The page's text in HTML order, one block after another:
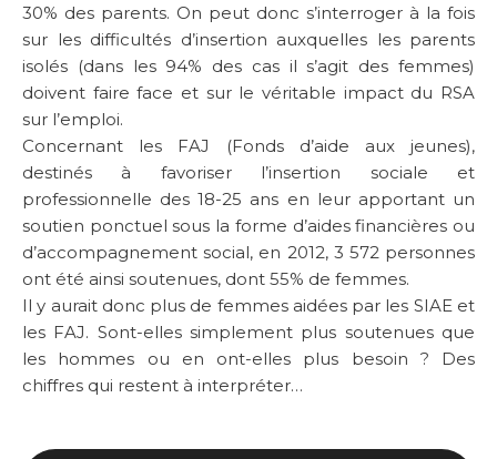
30% des parents. On peut donc s’interroger à la fois
sur les difficultés d’insertion auxquelles les parents
isolés (dans les 94% des cas il s’agit des femmes)
doivent faire face et sur le véritable impact du RSA
sur l’emploi.
Concernant les FAJ (Fonds d’aide aux jeunes),
destinés à favoriser l’insertion sociale et
professionnelle des 18-25 ans en leur apportant un
soutien ponctuel sous la forme d’aides financières ou
d’accompagnement social, en 2012, 3 572 personnes
ont été ainsi soutenues, dont 55% de femmes.
Il y aurait donc plus de femmes aidées par les SIAE et
les FAJ. Sont-elles simplement plus soutenues que
les hommes ou en ont-elles plus besoin ? Des
chiffres qui restent à interpréter…